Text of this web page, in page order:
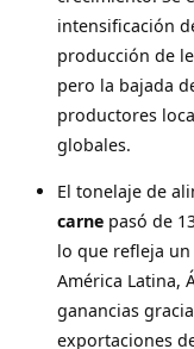
intensificación
producción de
pero la bajada
productores
globales.
El tonelaje de
carne pasó de
lo que refleja
América Latina,
ganancias
exportaciones